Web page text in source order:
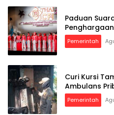
Paduan
Pemerintah
Curi Kursi
Ambulans
Pemerintah